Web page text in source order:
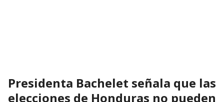
Presidenta Bachelet señala que las
elecciones de Honduras no pueden